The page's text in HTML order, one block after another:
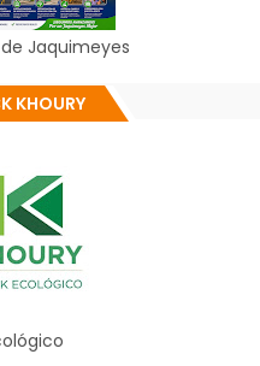
Jaquimeyes
KHOURY